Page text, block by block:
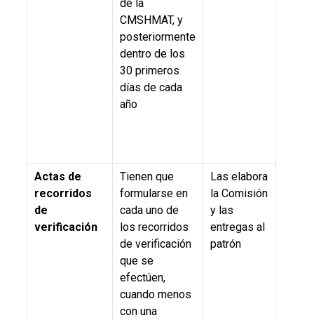
de la
CMSHMAT, y
posteriormente
dentro de los
30 primeros
días de cada
año
Actas de
recorridos
de
verificación
Tienen que
formularse en
cada uno de
los recorridos
de verificación
que se
efectúen,
cuando menos
con una
Las elabora
la Comisión
y las
entregas al
patrón